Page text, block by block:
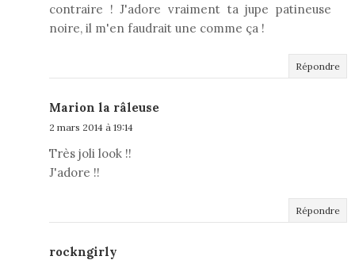
contraire ! J'adore vraiment ta jupe patineuse
noire, il m'en faudrait une comme ça !
Répondre
Marion la râleuse
2 mars 2014 à 19:14
Très joli look !!
J'adore !!
Répondre
rockngirly